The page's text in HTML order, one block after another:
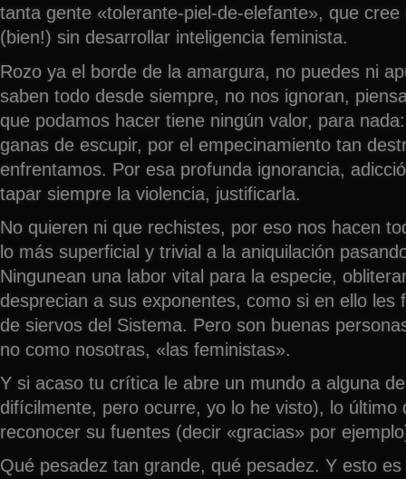
tanta gente «tolerante-piel-de-elefante», que
(bien!) sin desarrollar inteligencia feminista.
Rozo ya el borde de la amargura, no puedes ni
saben todo desde siempre, no nos ignoran,
que podamos hacer tiene ningún valor, para
ganas de escupir, por el empecinamiento tan
enfrentamos. Por esa profunda ignorancia,
tapar siempre la violencia, justificarla.
No quieren ni que rechistes, por eso nos hacen
lo más superficial y trivial a la aniquilación
Ningunean una labor vital para la especie,
desprecian a sus exponentes, como si en ello les
de siervos del Sistema. Pero son buenas
no como nosotras, «las feministas».
Y si acaso tu crítica le abre un mundo a alguna
difícilmente, pero ocurre, yo lo he visto), lo último
reconocer su fuentes (decir «gracias» por
Qué pesadez tan grande, qué pesadez. Y esto